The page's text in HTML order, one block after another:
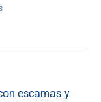
escamas y